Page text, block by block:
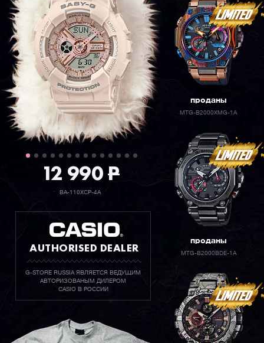
12 990P
BA-110XCP-4A
AUTHORISED DEALER
G-STORE RUSSIA ЯВЛЯЕТСЯ ВЕДУЩИМ
АВТОРИЗОВАНЫМ ДИЛЕРОМ
CASIO В РОССИИ
проданы
MTG-B2000XMG-1A
проданы
MTG-B2000BDE-1A